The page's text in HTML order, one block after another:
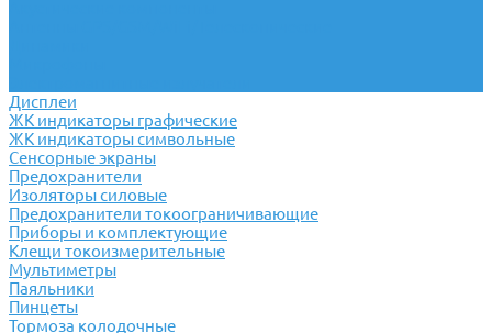
Дисплеи
ЖК индикаторы графические
ЖК индикаторы символьные
Сенсорные экраны
Предохранители
Изоляторы силовые
Предохранители токоограничивающие
Приборы и комплектующие
Клещи токоизмерительные
Мультиметры
Паяльники
Пинцеты
Тормоза колодочные